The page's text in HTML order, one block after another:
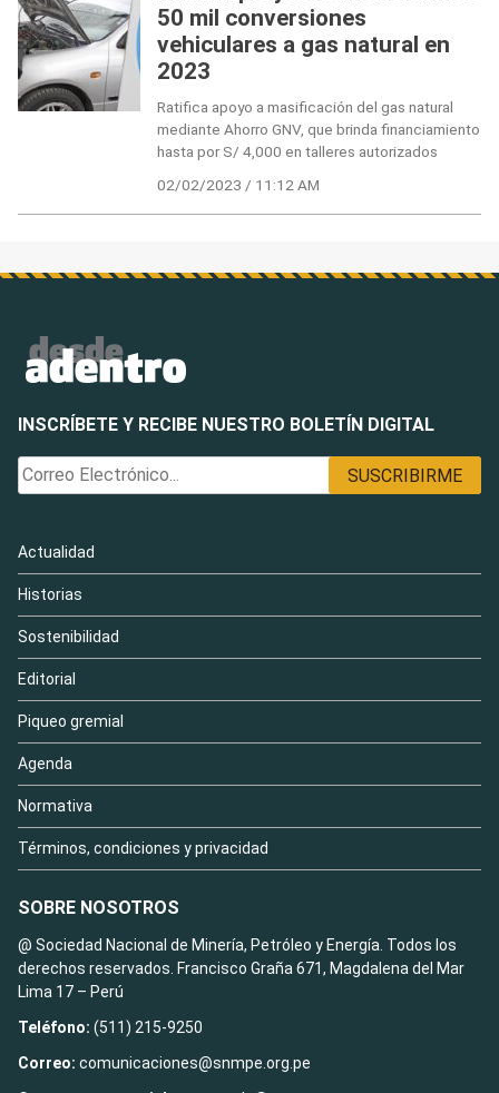
50 mil conversiones
vehiculares a gas natural en
2023
Ratifica apoyo a masificación del gas natural
mediante Ahorro GNV, que brinda financiamiento
hasta por S/ 4,000 en talleres autorizados
02/02/2023 / 11:12 AM
INSCRÍBETE Y RECIBE NUESTRO BOLETÍN DIGITAL
Actualidad
Historias
Sostenibilidad
Editorial
Piqueo gremial
Agenda
Normativa
Términos, condiciones y privacidad
SOBRE NOSOTROS
@ Sociedad Nacional de Minería, Petróleo y Energía. Todos los
derechos reservados. Francisco Graña 671, Magdalena del Mar
Lima 17 – Perú
Teléfono: (511) 215-9250
Correo: comunicaciones@snmpe.org.pe